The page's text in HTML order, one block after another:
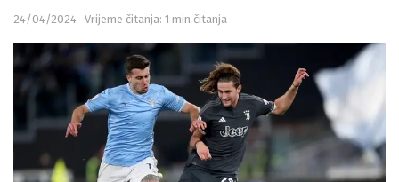
24/04/2024 Vrijeme čitanja: 1 min čitanja